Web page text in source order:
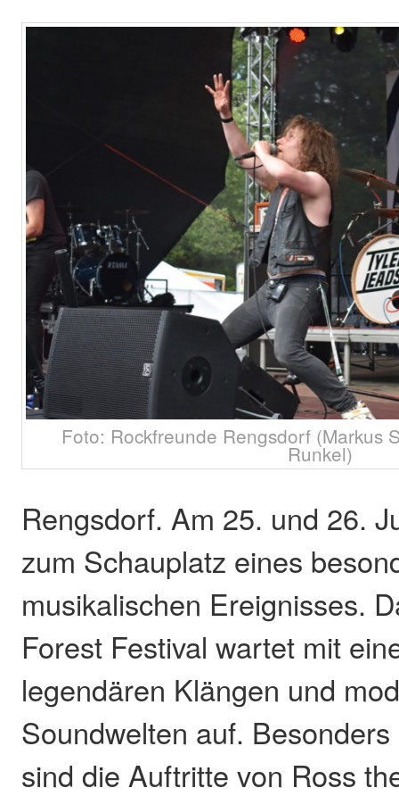
Foto: Rockfreunde Rengsdorf (Markus
Runkel)
Rengsdorf. Am 25. und 26.
zum Schauplatz eines
musikalischen Ereignisses.
Forest Festival wartet mit
legendären Klängen und
Soundwelten auf.
sind die Auftritte von Ross